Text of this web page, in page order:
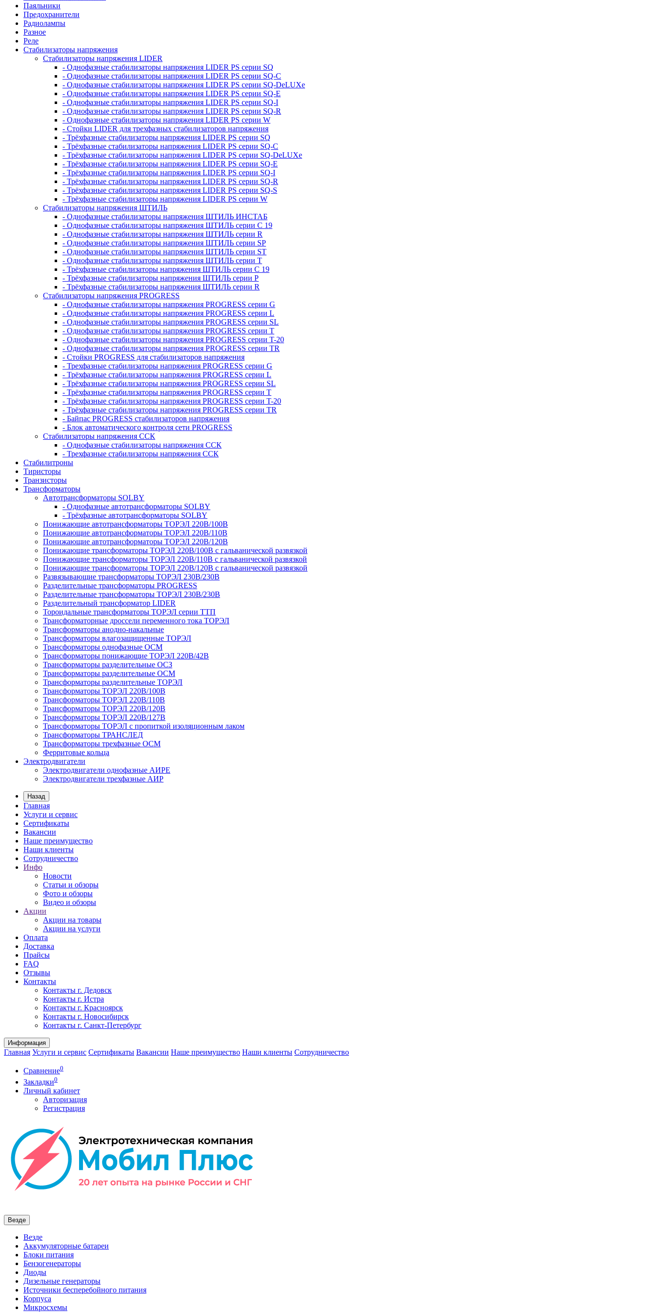
Паяльники
Предохранители
Радиолампы
Разное
Реле
Стабилизаторы напряжения
Стабилизаторы напряжения LIDER
- Однофазные стабилизаторы напряжения LIDER PS серии SQ
- Однофазные стабилизаторы напряжения LIDER PS серии SQ-C
- Однофазные стабилизаторы напряжения LIDER PS серии SQ-DeLUXe
- Однофазные стабилизаторы напряжения LIDER PS серии SQ-E
- Однофазные стабилизаторы напряжения LIDER PS серии SQ-I
- Однофазные стабилизаторы напряжения LIDER PS серии SQ-R
- Однофазные стабилизаторы напряжения LIDER PS серии W
- Стойки LIDER для трехфазных стабилизаторов напряжения
- Трёхфазные стабилизаторы напряжения LIDER PS серии SQ
- Трёхфазные стабилизаторы напряжения LIDER PS серии SQ-C
- Трёхфазные стабилизаторы напряжения LIDER PS серии SQ-DeLUXe
- Трёхфазные стабилизаторы напряжения LIDER PS серии SQ-E
- Трёхфазные стабилизаторы напряжения LIDER PS серии SQ-I
- Трёхфазные стабилизаторы напряжения LIDER PS серии SQ-R
- Трёхфазные стабилизаторы напряжения LIDER PS серии SQ-S
- Трёхфазные стабилизаторы напряжения LIDER PS серии W
Стабилизаторы напряжения ШТИЛЬ
- Однофазные стабилизаторы напряжения ШТИЛЬ ИНСТАБ
- Однофазные стабилизаторы напряжения ШТИЛЬ серии C 19
- Однофазные стабилизаторы напряжения ШТИЛЬ серии R
- Однофазные стабилизаторы напряжения ШТИЛЬ серии SP
- Однофазные стабилизаторы напряжения ШТИЛЬ серии ST
- Однофазные стабилизаторы напряжения ШТИЛЬ серии T
- Трёхфазные стабилизаторы напряжения ШТИЛЬ серии C 19
- Трёхфазные стабилизаторы напряжения ШТИЛЬ серии P
- Трёхфазные стабилизаторы напряжения ШТИЛЬ серии R
Стабилизаторы напряжения PROGRESS
- Однофазные стабилизаторы напряжения PROGRESS серии G
- Однофазные стабилизаторы напряжения PROGRESS серии L
- Однофазные стабилизаторы напряжения PROGRESS серии SL
- Однофазные стабилизаторы напряжения PROGRESS серии T
- Однофазные стабилизаторы напряжения PROGRESS серии T-20
- Однофазные стабилизаторы напряжения PROGRESS серии TR
- Стойки PROGRESS для стабилизаторов напряжения
- Трехфазные стабилизаторы напряжения PROGRESS серии G
- Трёхфазные стабилизаторы напряжения PROGRESS серии L
- Трёхфазные стабилизаторы напряжения PROGRESS серии SL
- Трёхфазные стабилизаторы напряжения PROGRESS серии T
- Трёхфазные стабилизаторы напряжения PROGRESS серии T-20
- Трёхфазные стабилизаторы напряжения PROGRESS серии TR
- Байпас PROGRESS стабилизаторов напряжения
- Блок автоматического контроля сети PROGRESS
Стабилизаторы напряжения ССК
- Однофазные стабилизаторы напряжения ССК
- Трехфазные стабилизаторы напряжения ССК
Стабилитроны
Тиристоры
Транзисторы
Трансформаторы
Автотрансформаторы SOLBY
- Однофазные автотрансформаторы SOLBY
- Трёхфазные автотрансформаторы SOLBY
Понижающие автотрансформаторы ТОРЭЛ 220В/100В
Понижающие автотрансформаторы ТОРЭЛ 220В/110В
Понижающие автотрансформаторы ТОРЭЛ 220В/120В
Понижающие трансформаторы ТОРЭЛ 220В/100В с гальванической развязкой
Понижающие трансформаторы ТОРЭЛ 220В/110В с гальванической развязкой
Понижающие трансформаторы ТОРЭЛ 220В/120В с гальванической развязкой
Развязывающие трансформаторы ТОРЭЛ 230В/230В
Разделительные трансформаторы PROGRESS
Разделительные трансформаторы ТОРЭЛ 230В/230В
Разделительный трансформатор LIDER
Тороидальные трансформаторы ТОРЭЛ серии ТТП
Трансформаторные дроссели переменного тока ТОРЭЛ
Трансформаторы анодно-накальные
Трансформаторы влагозащищенные ТОРЭЛ
Трансформаторы однофазные ОСМ
Трансформаторы понижающие ТОРЭЛ 220В/42В
Трансформаторы разделительные ОСЗ
Трансформаторы разделительные ОСМ
Трансформаторы разделительные ТОРЭЛ
Трансформаторы ТОРЭЛ 220В/100В
Трансформаторы ТОРЭЛ 220В/110В
Трансформаторы ТОРЭЛ 220В/120В
Трансформаторы ТОРЭЛ 220В/127В
Трансформаторы ТОРЭЛ с пропиткой изоляционным лаком
Трансформаторы ТРАНСЛЕД
Трансформаторы трехфазные ОСМ
Ферритовые кольца
Электродвигатели
Электродвигатели однофазные АИРЕ
Электродвигатели трехфазные АИР
Назад
Главная
Услуги и сервис
Сертификаты
Вакансии
Наше преимущество
Наши клиенты
Сотрудничество
Инфо
Новости
Статьи и обзоры
Фото и обзоры
Видео и обзоры
Акции
Акции на товары
Акции на услуги
Оплата
Доставка
Прайсы
FAQ
Отзывы
Контакты
Контакты г. Дедовск
Контакты г. Истра
Контакты г. Красноярск
Контакты г. Новосибирск
Контакты г. Санкт-Петербург
Информация
Главная Услуги и сервис Сертификаты Вакансии Наше преимущество Наши клиенты Сотрудничество
Сравнение0
Закладки0
Личный кабинет
Авторизация
Регистрация
Везде
Везде
Аккумуляторные батареи
Блоки питания
Бензогенераторы
Диоды
Дизельные генераторы
Источники бесперебойного питания
Корпуса
Микросхемы